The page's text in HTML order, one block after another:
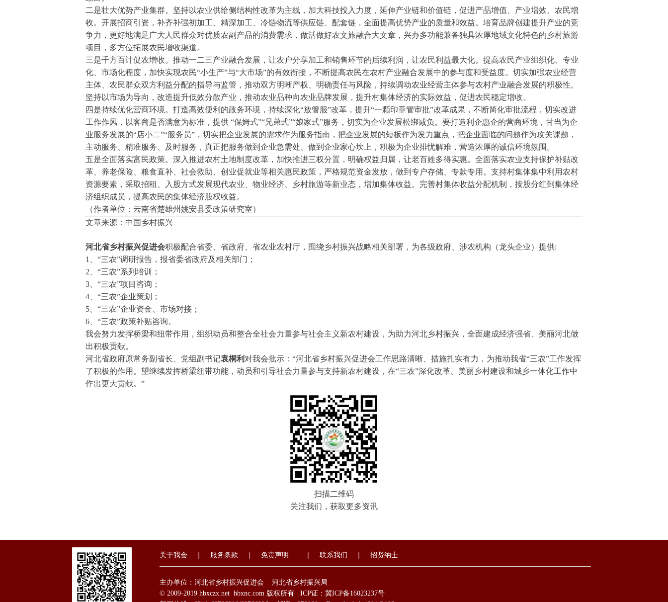
二是壮大优势产业集群。坚持以农业供给侧结构性改革为主线，加大科技投入力度，延伸产业链和价值链，促进产品增值、产业增效、农民增
收。开展招商引资，补齐补强初加工、精深加工、冷链物流等供应链、配套链，全面提高优势产业的质量和效益。培育品牌创建提升产业的竞
争力，更好地满足广大人民群众对优质农副产品的消费需求，做活做好农文旅融合大文章，兴办多功能兼备独具浓厚地域文化特色的乡村旅游
项目，多方位拓展农民增收渠道。
三是千方百计促农增收。推动一二三产业融合发展，让农户分享加工和销售环节的后续利润，让农民利益最大化。提高农民产业组织化、专业
化、市场化程度，加快实现农民“小生产”与“大市场”的有效衔接，不断提高农民在农村产业融合发展中的参与度和受益度。切实加强农业经营
主体、农民群众双方利益分配的指导与监管，推动双方明晰产权、明确责任与风险，持续调动农业经营主体参与农村产业融合发展的积极性。
坚持以市场为导向，改造提升低效分散产业，推动农业品种向农业品牌发展，提升村集体经济的实际效益，促进农民稳定增收。
四是持续优化营商环境。打造高效便利的政务环境，持续深化“放管服”改革，提升“一颗印章管审批”改革成果，不断简化审批流程，切实改进
工作作风，以客商是否满意为标准，提供 “保姆式”“兄弟式”“娘家式”服务，切实为企业发展松绑减负。要打造利企惠企的营商环境，甘当为企
业服务发展的“店小二”“服务员”，切实把企业发展的需求作为服务指南，把企业发展的短板作为发力重点，把企业面临的问题作为攻关课题，
主动服务、精准服务、及时服务，真正把服务做到企业急需处、做到企业家心坎上，积极为企业排忧解难，营造浓厚的诚信环境氛围。
五是全面落实富民政策。深入推进农村土地制度改革，加快推进三权分置，明确权益归属，让老百姓多得实惠。全面落实农业支持保护补贴改
革、养老保险、粮食直补、社会救助、创业促就业等相关惠民政策，严格规范资金发放，做到专户存储、专款专用。支持村集体集中利用农村
资源要素，采取招租、入股方式发展现代农业、物业经济、乡村旅游等新业态，增加集体收益。完善村集体收益分配机制，按股分红到集体经
济组织成员，提高农民的集体经济股权收益。
（作者单位：云南省楚雄州姚安县委政策研究室）
文章来源：中国乡村振兴
河北省乡村振兴促进会积极配合省委、省政府、省农业农村厅，围绕乡村振兴战略相关部署，为各级政府、涉农机构（龙头企业）提供:
1、“三农”调研报告，报省委省政府及相关部门；
2、“三农”系列培训；
3、“三农”项目咨询；
4、“三农”企业策划；
5、“三农”企业资金、市场对接；
6、“三农”政策补贴咨询。
我会努力发挥桥梁和纽带作用，组织动员和整合全社会力量参与社会主义新农村建设，为助力河北乡村振兴，全面建成经济强省、美丽河北做
出积极贡献。
河北省政府原常务副省长、党组副书记袁桐利 对我会批示：“河北省乡村振兴促进会工作思路清晰、措施扎实有力，为推动我省“三农”工作发挥
了积极的作用。望继续发挥桥梁纽带功能，动员和引导社会力量参与支持新农村建设，在“三农”深化改革、美丽乡村建设和城乡一体化工作中
作出更大贡献。”
扫描二维码
关注我们，获取更多资讯
关于我会 服务条款 免责声明 ｜ 联系我们 ｜ 招贤纳士
主办单位：河北省乡村振兴促进会 河北省乡村振兴局
© 2009-2019 hbxczx.net hbxnc.com 版权所有 ICP证： 冀ICP备16023237号